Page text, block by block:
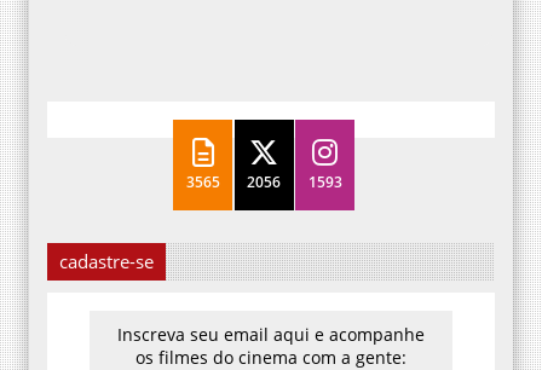
3565 2056 1593
cadastre-se
Inscreva seu email aqui e acompanhe
os filmes do cinema com a gente: